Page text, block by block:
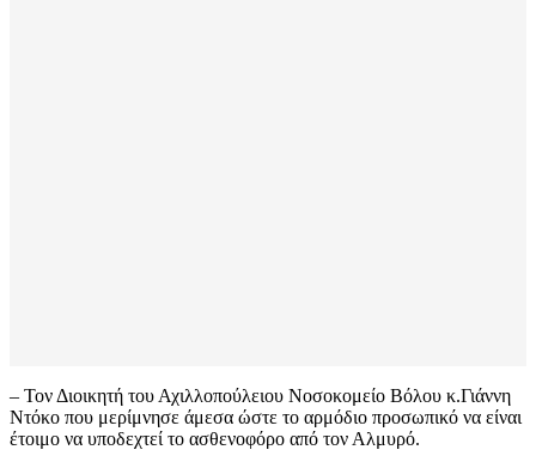
– Τον Διοικητή του Αχιλλοπούλειου Νοσοκομείο Βόλου κ.Γιάννη
Ντόκο που μερίμνησε άμεσα ώστε το αρμόδιο προσωπικό να είναι
έτοιμο να υποδεχτεί το ασθενοφόρο από τον Αλμυρό.